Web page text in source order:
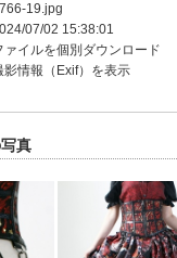
19.jpg
07/02 15:38:01
ァイルを個別ダウンロード
影情報（Exif）を表示
真